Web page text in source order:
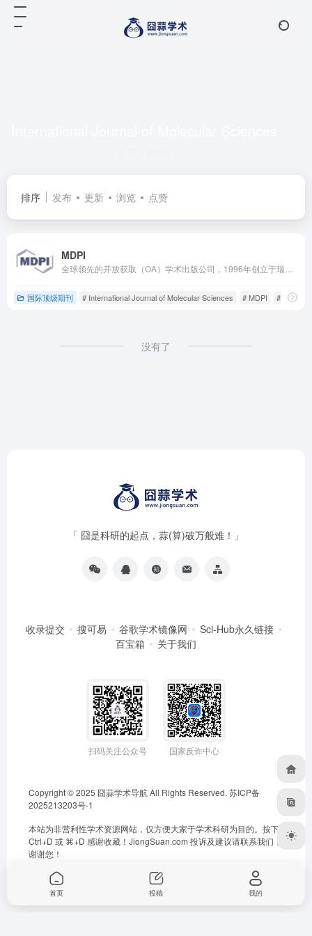
排序 发布 更新 浏览 点赞
MDPI
国际顶级期刊 # International Journal of Molecular Sciences # MDPI # mdpi期
没有了
「 囧是科研的起点，蒜(算)破万般难！」
收录提交 搜可易 谷歌学术镜像网
Sci-Hub永久链接
百宝箱
关于我们
扫码关注公众号 国家反诈中心
Copyright © 2025 囧蒜学术导航All Rights Reserved. 苏ICP备
2025213203号-1
本站为非营利性学术资源网站，仅方便大家于学术科研为目的。按下
Ctrl+D 或 ⌘+D 感谢收藏！ JiongSuan.com 投诉及建议请联系我们，
谢谢您！
首页 投稿 我的